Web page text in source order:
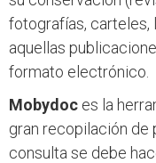
fotografías, carteles,
aquellas
formato electrónico.
Mobydoc es la
gran recopilación de
consulta se debe